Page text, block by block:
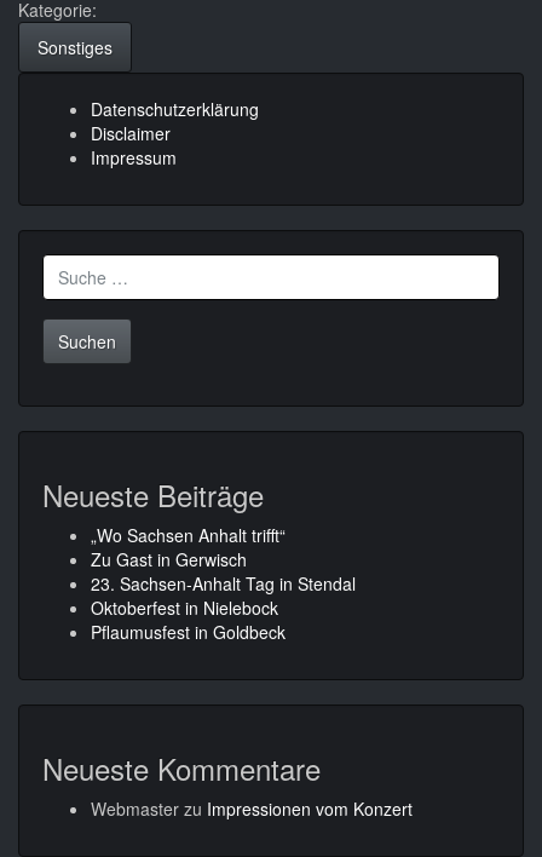
Kategorie:
Sonstiges
Datenschutzerklärung
Disclaimer
Impressum
Suche
nach:
Neueste Beiträge
„Wo Sachsen Anhalt trifft“
Zu Gast in Gerwisch
23. Sachsen-Anhalt Tag in Stendal
Oktoberfest in Nielebock
Pflaumusfest in Goldbeck
Neueste Kommentare
Webmaster zu Impressionen vom Konzert